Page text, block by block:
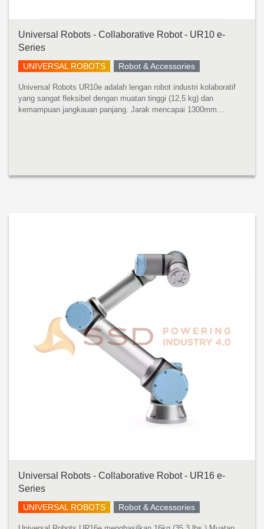
Universal Robots - Collaborative Robot - UR10 e-
Series
UNIVERSAL ROBOTS Robot & Accessories
Universal Robots UR10e adalah lengan robot industri kolaboratif
yang sangat fleksibel dengan muatan tinggi (12,5 kg) dan
kemampuan jangkauan panjang. Jarak mencapai 1300mm
Universal Robots - Collaborative Robot - UR16 e-
Series
UNIVERSAL ROBOTS Robot & Accessories